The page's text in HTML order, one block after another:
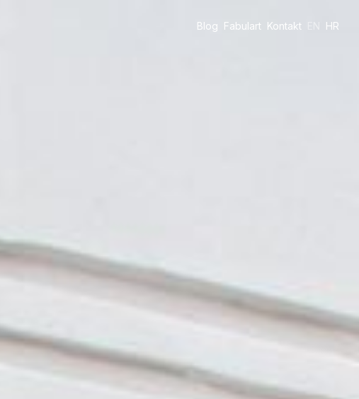
Blog Fabulart Kontakt HR